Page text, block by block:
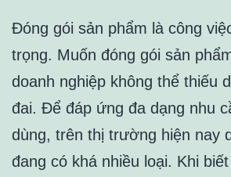
Đóng gói sản phẩm là công
trọng. Muốn đóng gói sản
doanh nghiệp không thể thiếu
đai. Để đáp ứng đa dạng nhu
dùng, trên thị trường hiện nay
đang có khá nhiều loại. Khi